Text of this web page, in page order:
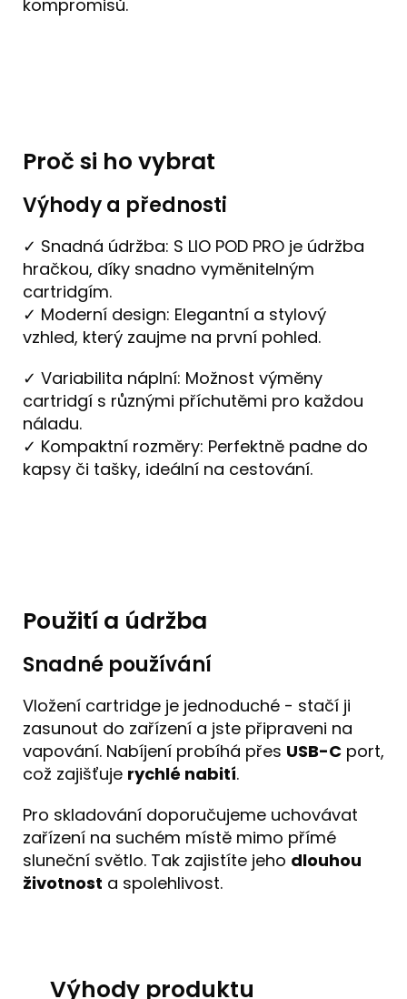
kompromisů.
Proč si ho vybrat
Výhody a přednosti
✓ Snadná údržba: S LIO POD PRO je údržba
hračkou, díky snadno vyměnitelným
cartridgím.
✓ Moderní design: Elegantní a stylový
vzhled, který zaujme na první pohled.
✓ Variabilita náplní: Možnost výměny
cartridgí s různými příchutěmi pro každou
náladu.
✓ Kompaktní rozměry: Perfektně padne do
kapsy či tašky, ideální na cestování.
Použití a údržba
Snadné používání
Vložení cartridge je jednoduché - stačí ji
zasunout do zařízení a jste připraveni na
vapování. Nabíjení probíhá přes USB-C port,
což zajišťuje rychlé nabití.
Pro skladování doporučujeme uchovávat
zařízení na suchém místě mimo přímé
sluneční světlo. Tak zajistíte jeho dlouhou
životnost a spolehlivost.
Výhody produktu